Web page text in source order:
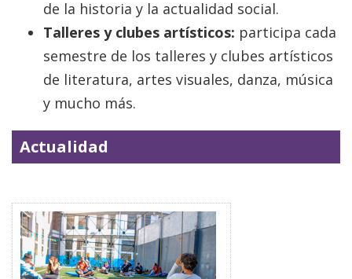
de la historia y la actualidad social.
Talleres y clubes artísticos: participa cada
semestre de los talleres y clubes artísticos
de literatura, artes visuales, danza, música
y mucho más.
Actualidad